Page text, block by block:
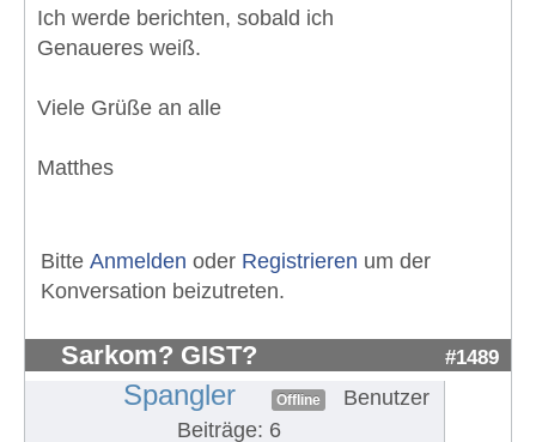
Ich werde berichten, sobald ich
Genaueres weiß.
Viele Grüße an alle
Matthes
Bitte Anmelden oder Registrieren um der
Konversation beizutreten.
Sarkom? GIST? #1489
Spangler Offline
Benutzer
Beiträge: 6